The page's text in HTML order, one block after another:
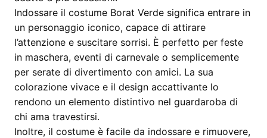
Indossare il costume Borat Verde significa entrare in
un personaggio iconico, capace di attirare
l’attenzione e suscitare sorrisi. È perfetto per feste
in maschera, eventi di carnevale o semplicemente
per serate di divertimento con amici. La sua
colorazione vivace e il design accattivante lo
rendono un elemento distintivo nel guardaroba di
chi ama travestirsi.
Inoltre, il costume è facile da indossare e rimuovere,